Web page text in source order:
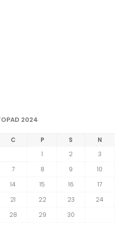
2024
C P S
N
1
2
3
7 8 9
10
14 15 16
17
21 22 23
24
28 29 30